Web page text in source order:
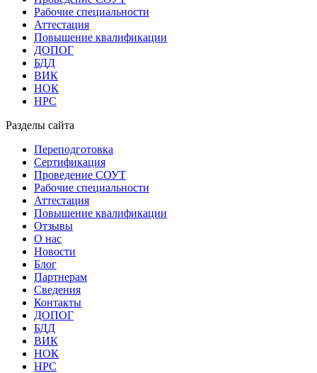
Рабочие специальности
Аттестация
Повышение квалификации
ДОПОГ
БДД
ВИК
НОК
НРС
Разделы сайта
Переподготовка
Сертификация
Проведение СОУТ
Рабочие специальности
Аттестация
Повышение квалификации
Отзывы
О нас
Новости
Блог
Партнерам
Сведения
Контакты
ДОПОГ
БДД
ВИК
НОК
НРС